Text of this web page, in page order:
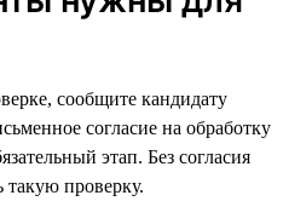
сообщите кандидату
согласие на обработку
этап. Без согласия
такую проверку.